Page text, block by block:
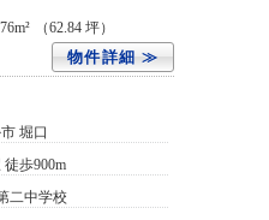
（62.84 坪）
物件詳細 ≫
堀口
徒歩900m
二中学校